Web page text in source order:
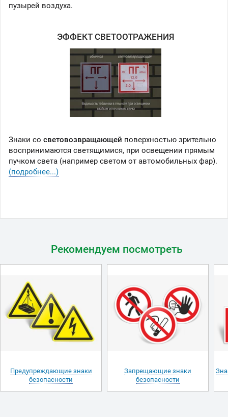
пузырей воздуха.
ЭФФЕКТ СВЕТООТРАЖЕНИЯ
Знаки со световозвращающей поверхностью зрительно
воспринимаются светящимися, при освещении прямым
пучком света (например светом от автомобильных фар).
(подробнее...)
Рекомендуем посмотреть
Предупреждающие знаки
безопасности
Запрещающие знаки
безопасности